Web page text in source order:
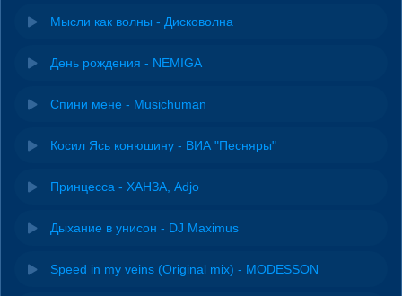
Мысли как волны - Дисковолна
День рождения - NEMIGA
Спини мене - Musichuman
Косил Ясь конюшину - ВИА "Песняры"
Принцесса - ХАНЗА, Adjo
Дыхание в унисон - DJ Maximus
Speed in my veins (Original mix) - MODESSON